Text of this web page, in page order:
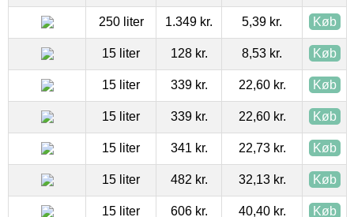
250 liter 1.349 kr. 5,39 kr. Køb
15 liter 128 kr. 8,53 kr. Køb
15 liter 339 kr. 22,60 kr. Køb
15 liter 339 kr. 22,60 kr. Køb
15 liter 341 kr. 22,73 kr. Køb
15 liter 482 kr. 32,13 kr. Køb
15 liter 606 kr. 40,40 kr. Køb